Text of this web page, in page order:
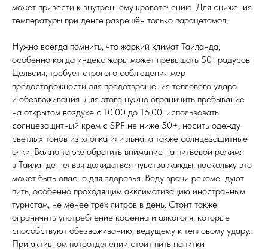
может привести к внутреннему кровотечению. Для снижения
температуры при денге разрешён только парацетамол.
Нужно всегда помнить, что жаркий климат Таиланда,
особенно когда индекс жары может превышать 50 градусов
Цельсия, требует строгого соблюдения мер
предосторожности для предотвращения теплового удара
и обезвоживания. Для этого нужно ограничить пребывание
на открытом воздухе с 10:00 до 16:00, использовать
солнцезащитный крем с SPF не ниже 50+, носить одежду
светлых тонов из хлопка или льна, а также солнцезащитные
очки. Важно также обратить внимание на питьевой режим:
в Таиланде нельзя дожидаться чувства жажды, поскольку это
может быть опасно для здоровья. Воду врачи рекомендуют
пить, особенно проходящим акклиматизацию иностранным
туристам, не менее трёх литров в день. Стоит также
ограничить употребление кофеина и алкоголя, которые
способствуют обезвоживанию, ведущему к тепловому удару.
При активном потоотделении стоит пить напитки